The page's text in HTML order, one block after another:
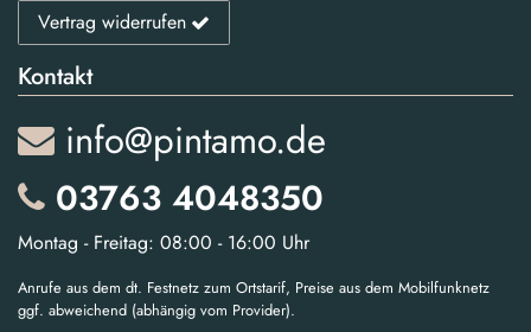
Vertrag widerrufen
Kontakt
info@pintamo.de
03763 4048350
Montag - Freitag: 08:00 - 16:00 Uhr
Anrufe aus dem dt. Festnetz zum Ortstarif, Preise aus dem Mobilfunknetz
ggf. abweichend (abhängig vom Provider).